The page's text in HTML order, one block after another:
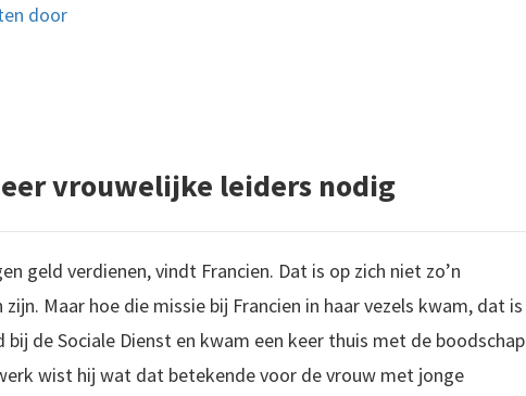
door
vrouwelijke leiders nodig
geld verdienen, vindt Francien. Dat is op zich niet zo’n
Maar hoe die missie bij Francien in haar vezels kwam, dat is
de Sociale Dienst en kwam een keer thuis met de boodschap
wist hij wat dat betekende voor de vrouw met jonge